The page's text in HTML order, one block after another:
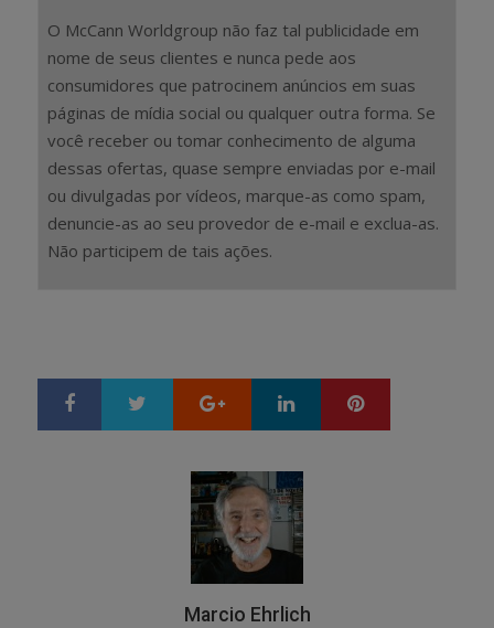
O McCann Worldgroup não faz tal publicidade em
nome de seus clientes e nunca pede aos
consumidores que patrocinem anúncios em suas
páginas de mídia social ou qualquer outra forma. Se
você receber ou tomar conhecimento de alguma
dessas ofertas, quase sempre enviadas por e-mail
ou divulgadas por vídeos, marque-as como spam,
denuncie-as ao seu provedor de e-mail e exclua-as.
Não participem de tais ações.
Google+ LinkedIn
Marcio Ehrlich